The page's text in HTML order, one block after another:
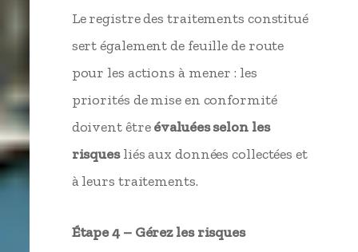
Le registre des traitements constitué
sert également de feuille de route
pour les actions à mener : les
priorités de mise en conformité
doivent êtreévaluées selon les
risquesliés aux données collectées et
à leurs traitements.
Étape 4 – Gérez les risques